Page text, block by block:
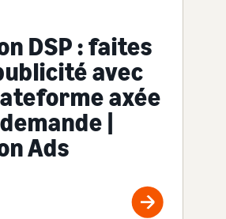
DSP : faites
avec
axée
|
Ads